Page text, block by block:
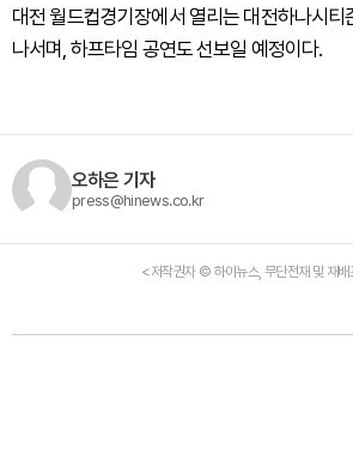
대전 월드컵경기장에서 열리는 대전하나시티
나서며, 하프타임 공연도 선보일 예정이다.
오하은 기자
press@hinews.co.kr
<저작권자 © 하이뉴스, 무단전재 및 재배